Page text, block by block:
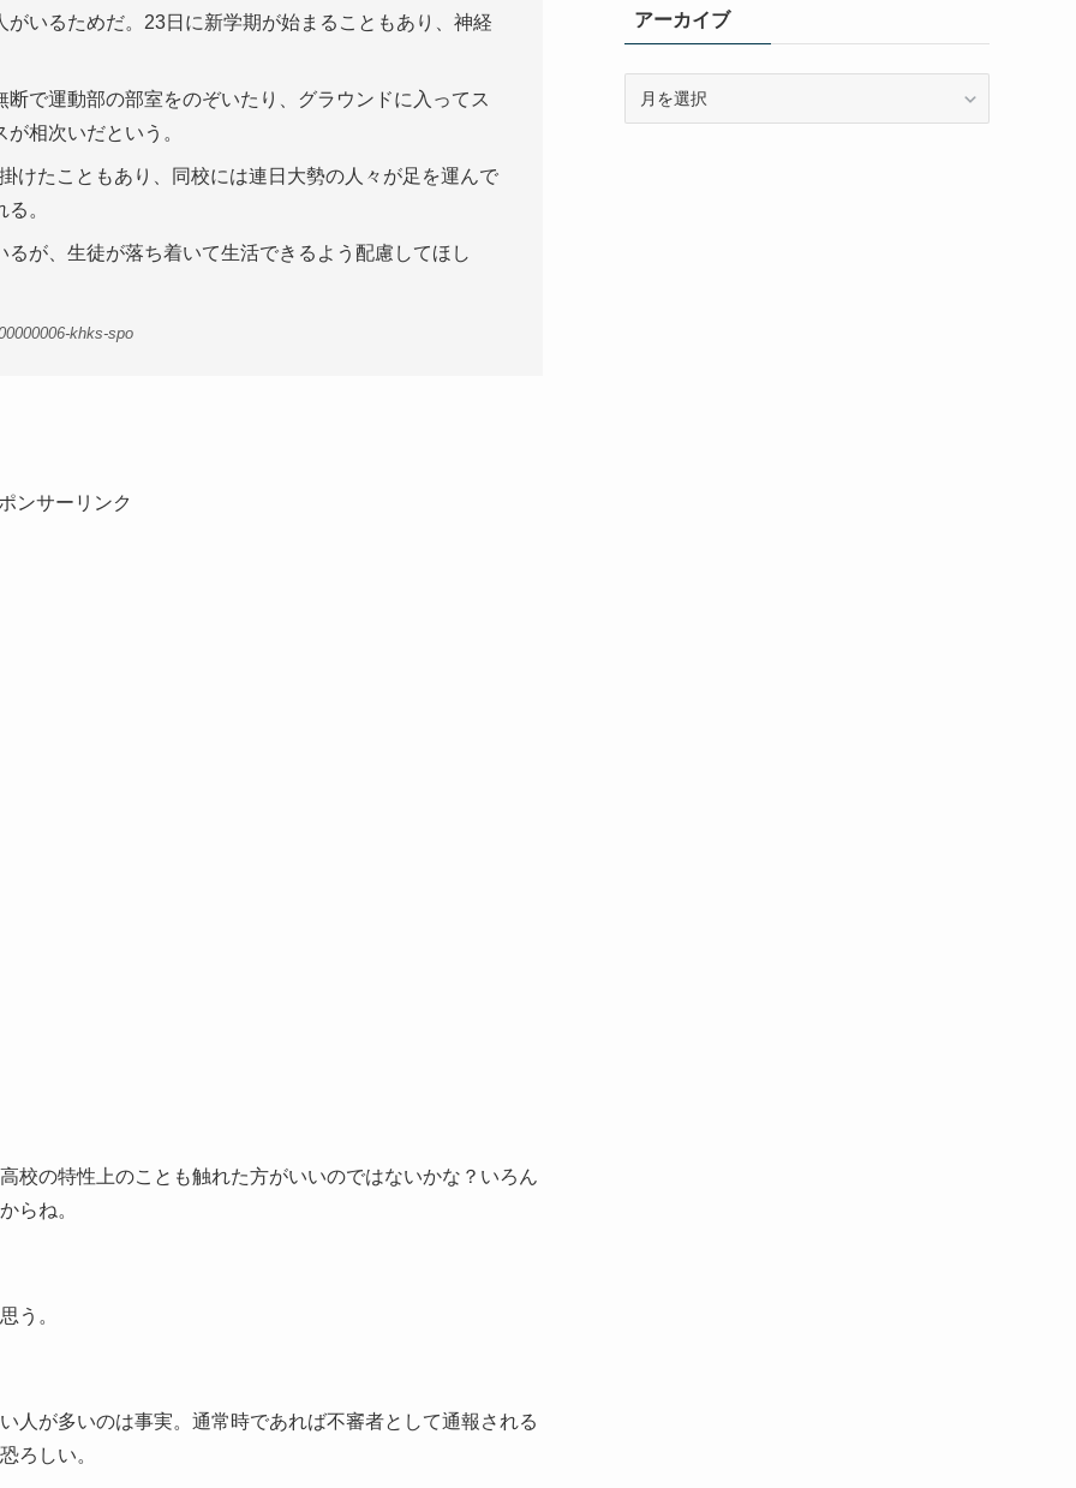
いるためだ。23日に新学期が始まることもあり、神経
で運動部の部室をのぞいたり、グラウンドに入ってス
相次いだという。
けたこともあり、同校には連日大勢の人々が足を運んで
。
が、生徒が落ち着いて生活できるよう配慮してほし
khks-spo
ンサーリンク
校の特性上のことも触れた方がいいのではないかな？いろん
らね。
う。
人が多いのは事実。通常時であれば不審者として通報される
ろしい。
ーアーカイブ